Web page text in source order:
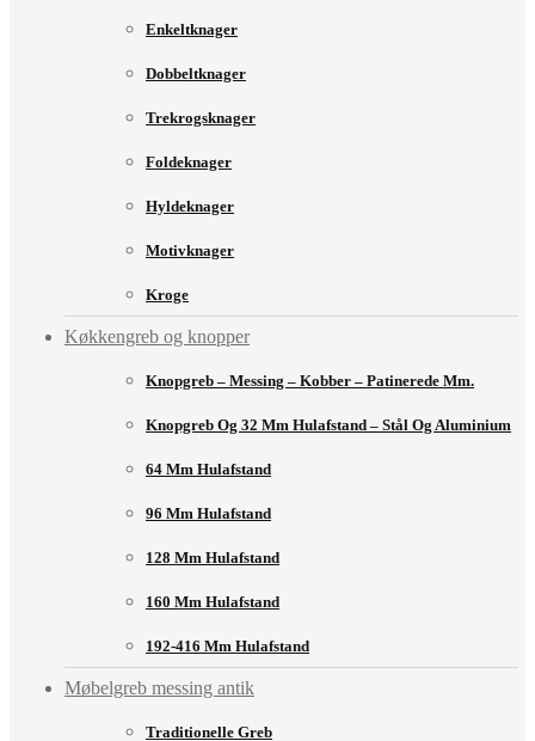
Enkeltknager
Dobbeltknager
Trekrogsknager
Foldeknager
Hyldeknager
Motivknager
Kroge
Køkkengreb og knopper
Knopgreb – Messing – Kobber – Patinerede Mm.
Knopgreb Og 32 Mm Hulafstand – Stål Og Aluminium
64 Mm Hulafstand
96 Mm Hulafstand
128 Mm Hulafstand
160 Mm Hulafstand
192-416 Mm Hulafstand
Møbelgreb messing antik
Traditionelle Greb